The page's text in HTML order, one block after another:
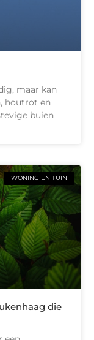
maar kan
houtrot en
buien
WONING EN TUIN
die